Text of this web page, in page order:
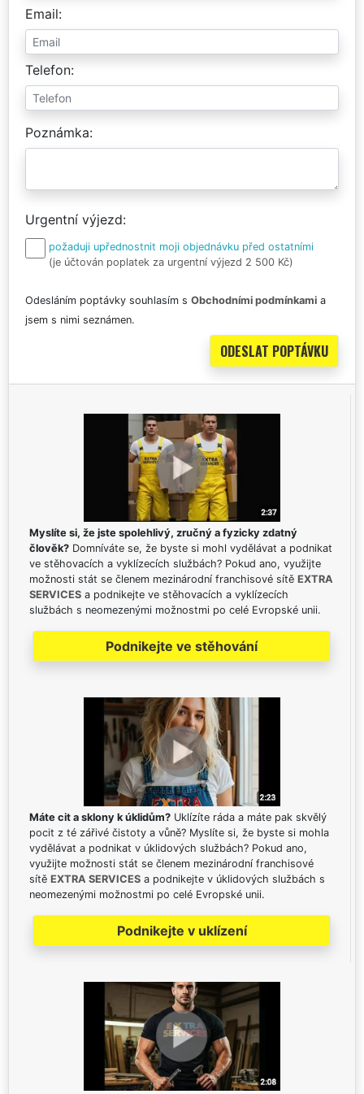
Email
Telefon
Poznámka
Urgentní výjezd
požaduji upřednostnit moji objednávku před ostatními
(je účtován poplatek za urgentní výjezd 2 500 Kč)
Odesláním poptávky souhlasím s Obchodními podmínkami a
jsem s nimi seznámen.
Myslíte si, že jste spolehlivý, zručný a fyzicky zdatný
člověk? Domníváte se, že byste si mohl vydělávat a podnikat
ve stěhovacích a vyklízecích službách? Pokud ano, využijte
možnosti stát se členem mezinárodní franchisové sítě EXTRA
SERVICES a podnikejte ve stěhovacích a vyklízecích
službách s neomezenými možnostmi po celé Evropské unii.
Podnikejte ve stěhování
Máte cit a sklony k úklidům? Uklízíte ráda a máte pak skvělý
pocit z té zářivé čistoty a vůně? Myslíte si, že byste si mohla
vydělávat a podnikat v úklidových službách? Pokud ano,
využijte možnosti stát se členem mezinárodní franchisové
sítě EXTRA SERVICES a podnikejte v úklidových službách s
neomezenými možnostmi po celé Evropské unii.
Podnikejte v uklízení